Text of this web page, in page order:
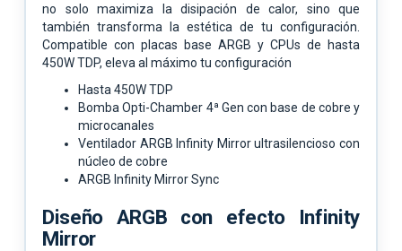
no solo maximiza la disipación de calor, sino que
también transforma la estética de tu configuración.
Compatible con placas base ARGB y CPUs de hasta
450W TDP, eleva al máximo tu configuración
Hasta 450W TDP
Bomba Opti-Chamber 4ª Gen con base de cobre y
microcanales
Ventilador ARGB Infinity Mirror ultrasilencioso con
núcleo de cobre
ARGB Infinity Mirror Sync
Diseño ARGB con efecto Infinity
Mirror